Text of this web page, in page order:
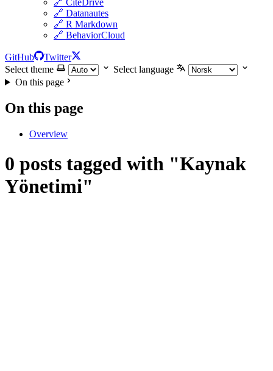
🔗 CiteDrive
🔗 Datanautes
🔗 R Markdown
🔗 BehaviorCloud
GitHub
Twitter
Select theme
Select language
On this page
On this page
Overview
0 posts tagged with "Kaynak
Yönetimi"